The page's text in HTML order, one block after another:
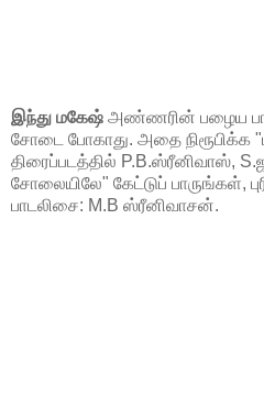
இந்து மகேஷ் அண்ணரின் பழைய
சோடை போகாது. அதை நிரூபிக்க
திரைப்படத்தில் P.B.ஸ்ரீனிவாஸ்,
சோலையிலே" கேட்டுப் பாருங்கள்,
பாடலிசை: M.B ஸ்ரீனிவாசன்.